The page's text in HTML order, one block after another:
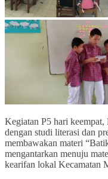
Kegiatan P5 hari
dengan studi literasi dan
membawakan materi
mengantarkan menuju
kearifan lokal Kecamatan